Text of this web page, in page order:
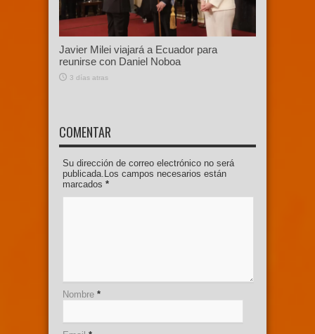
Javier Milei viajará a Ecuador para
reunirse con Daniel Noboa
3 días atras
COMENTAR
Su dirección de correo electrónico no será
publicada.Los campos necesarios están
marcados *
Nombre *